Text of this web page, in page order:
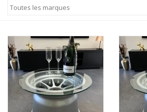
Pneumatiques
Chrono
Protection